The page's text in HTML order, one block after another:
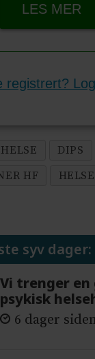
LES MER
registrert?
DIPS
HF
syv dager:
Vi trenger
psykisk
6 dager